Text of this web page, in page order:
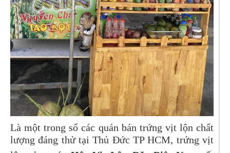
Là một trong số các quán bán trứng vịt lộn chất
lượng đáng thử tại Thủ Đức TP HCM, trứng vịt